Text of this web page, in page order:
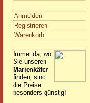
Anmelden
Registrieren
Warenkorb
Immer da, wo
Sie unseren
Marienkäfer
finden, sind
die Preise
besonders günstig!